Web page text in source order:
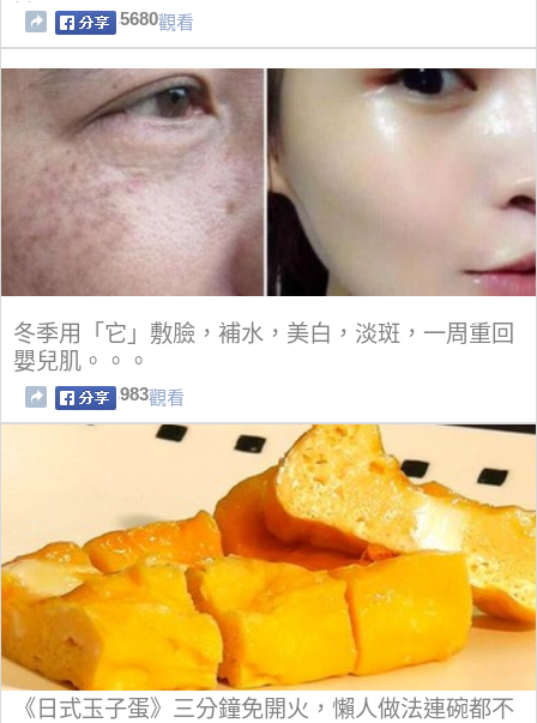
她....
5680觀看
冬季用「它」敷臉，補水，美白，淡斑，一周重回
嬰兒肌。。。
983觀看
《日式玉子蛋》三分鐘免開火，懶人做法連碗都不